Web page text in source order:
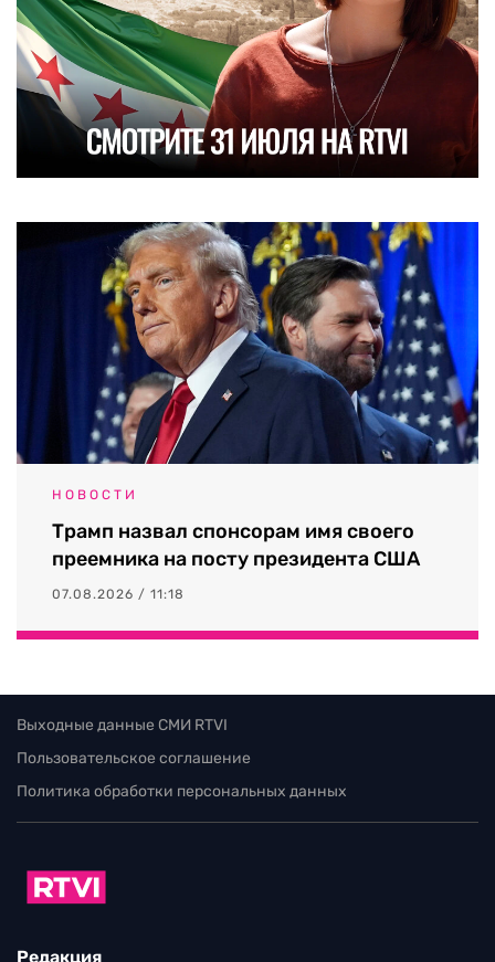
НОВОСТИ
Трамп назвал спонсорам имя своего
преемника на посту президента США
07.08.2026 / 11:18
Выходные данные СМИ RTVI
Пользовательское соглашение
Политика обработки персональных данных
Редакция